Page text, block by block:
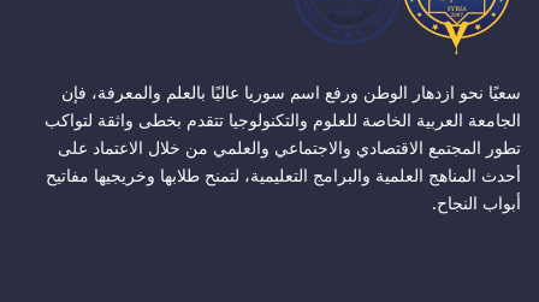
سعيًا نحو ازدهار الوطن ورفع اسم سوريا عاليًا بالعلم والمعرفة، فإن
الجامعة العربية الخاصة للعلوم والتكنولوجيا تتقدم بخطى واثقة لتواكب
تطور المجتمع الاقتصادي والاجتماعي والعلمي من خلال الاعتماد على
أحدث المناهج العلمية والبرامج التعليمية، لتمنح طلابها وخريجيها مفاتيح
أبواب النجاح.